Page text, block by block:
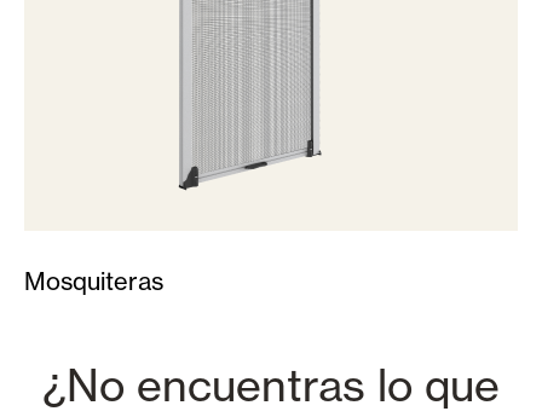
Mosquiteras
¿No encuentras lo que